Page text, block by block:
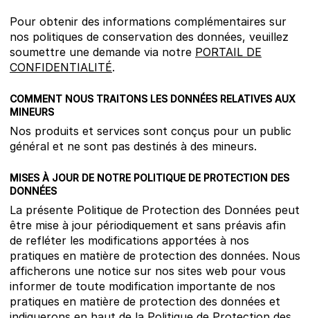
Pour obtenir des informations complémentaires sur
nos politiques de conservation des données, veuillez
soumettre une demande via notre PORTAIL DE
CONFIDENTIALITÉ.
COMMENT NOUS TRAITONS LES DONNÉES RELATIVES AUX
MINEURS
Nos produits et services sont conçus pour un public
général et ne sont pas destinés à des mineurs.
MISES À JOUR DE NOTRE POLITIQUE DE PROTECTION DES
DONNÉES
La présente Politique de Protection des Données peut
être mise à jour périodiquement et sans préavis afin
de refléter les modifications apportées à nos
pratiques en matière de protection des données. Nous
afficherons une notice sur nos sites web pour vous
informer de toute modification importante de nos
pratiques en matière de protection des données et